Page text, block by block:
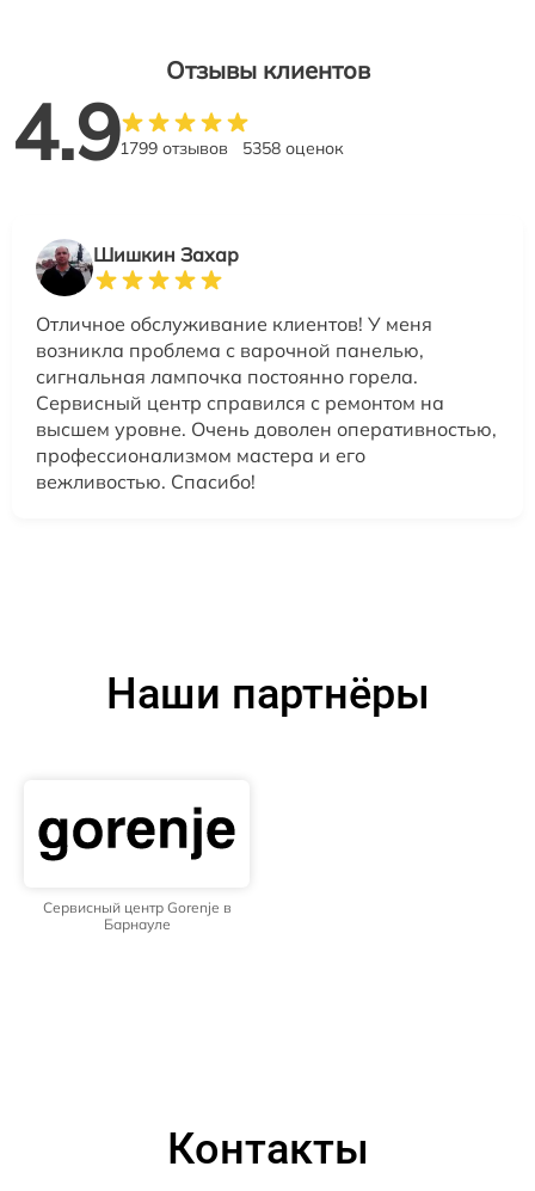
Отзывы клиентов
4.91799 отзывов 5358 оценок
Шишкин Захар
Отличное обслуживание клиентов! У меня
возникла проблема с варочной панелью,
сигнальная лампочка постоянно горела.
Сервисный центр справился с ремонтом на
высшем уровне. Очень доволен оперативностью,
профессионализмом мастера и его
вежливостью. Спасибо!
Наши партнёры
Сервисный центр Gorenje в
Барнауле
Контакты